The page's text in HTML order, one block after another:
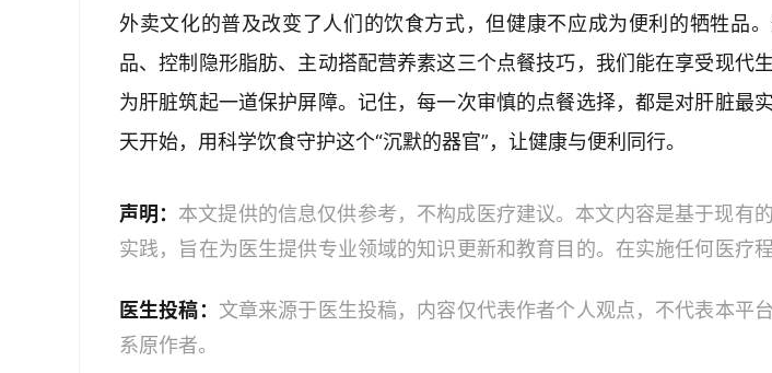
外卖文化的普及改变了人们的饮食方式，但健康不应成为便利的牺牲品
品、控制隐形脂肪、主动搭配营养素这三个点餐技巧，我们能在享受现代生
为肝脏筑起一道保护屏障。记住，每一次审慎的点餐选择，都是对肝脏最
天开始，用科学饮食守护这个“沉默的器官”，让健康与便利同行。
声明： 本文提供的信息仅供参考，不构成医疗建议。本文内容是基于现有
实践，旨在为医生提供专业领域的知识更新和教育目的。在实施任何医疗
医生投稿： 文章来源于医生投稿，内容仅代表作者个人观点，不代表本平
系原作者。